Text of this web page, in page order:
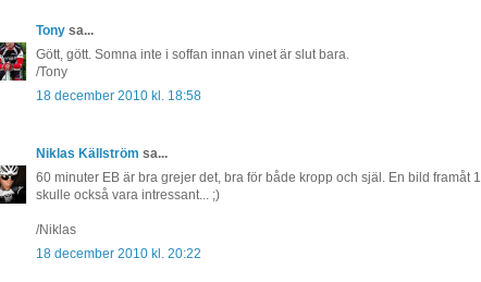
Tony sa...
Gött, gött. Somna inte i soffan innan vinet är slut bara.
/Tony
18 december 2010 kl. 18:58
Niklas Källström sa...
60 minuter EB är bra grejer det, bra för både kropp och själ. En bild framåt
skulle också vara intressant... ;)
/Niklas
18 december 2010 kl. 20:22